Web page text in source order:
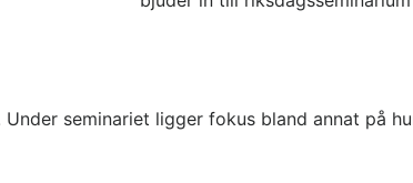
seminariet ligger fokus bland annat på